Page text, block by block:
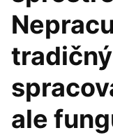
ale